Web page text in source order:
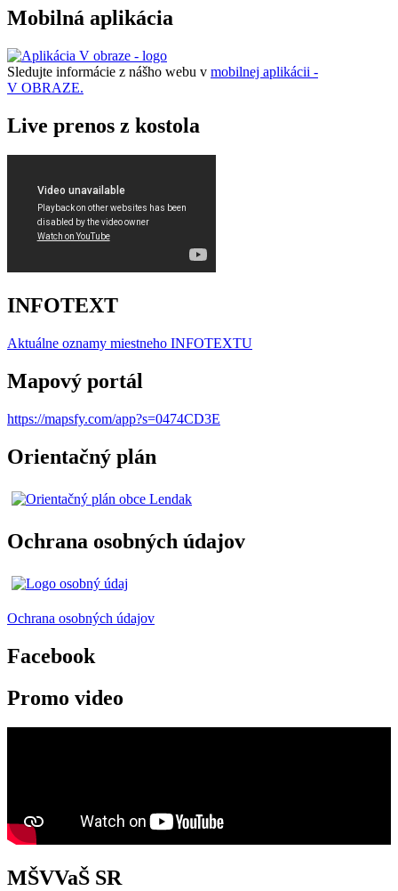
Mobilná aplikácia
Sledujte informácie z nášho webu v mobilnej aplikácii -
V OBRAZE.
Live prenos z kostola
INFOTEXT
Aktuálne oznamy miestneho INFOTEXTU
Mapový portál
https://mapsfy.com/app?s=0474CD3E
Orientačný plán
Ochrana osobných údajov
Ochrana osobných údajov
Facebook
Promo video
MŠVVaŠ SR